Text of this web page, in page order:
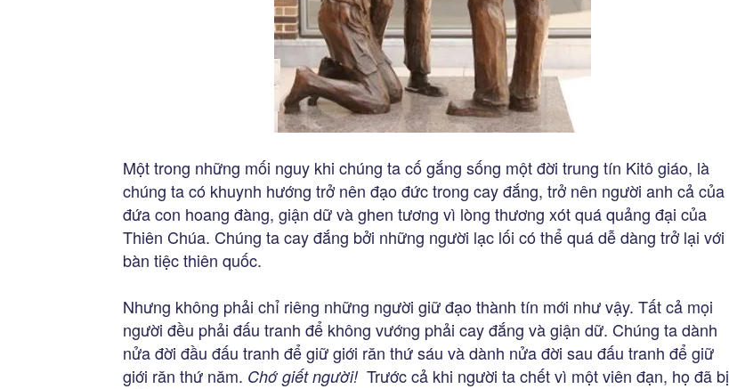
Một trong những mối nguy khi chúng ta cố gắng sống một đời trung tín Kitô giáo, là
chúng ta có khuynh hướng trở nên đạo đức trong cay đắng, trở nên người anh cả của
đứa con hoang đàng, giận dữ và ghen tương vì lòng thương xót quá quảng đại của
Thiên Chúa. Chúng ta cay đắng bởi những người lạc lối có thể quá dễ dàng trở lại với
bàn tiệc thiên quốc.
Nhưng không phải chỉ riêng những người giữ đạo thành tín mới như vậy. Tất cả mọi
người đều phải đấu tranh để không vướng phải cay đắng và giận dữ. Chúng ta dành
nửa đời đầu đấu tranh để giữ giới răn thứ sáu và dành nửa đời sau đấu tranh để giữ
giới răn thứ năm. Chớ giết người! Trước cả khi người ta chết vì một viên đạn, họ đã bị